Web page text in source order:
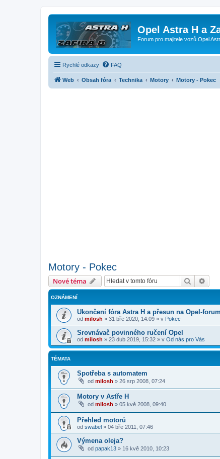
Opel Astra H a
Forum pro majitele vozů Opel
Rychlé odkazy FAQ
Web Obsah fóra Technika Motory Motory - Pokec
Motory - Pokec
Nové téma Hledat
OZNÁMENÍ
Ukončení fóra Astra H a přesun na Opel-
od milosh » 31 bře 2020, 14:09 » v Pokec
Srovnávač povinného ručení Opel
od milosh » 23 dub 2019, 15:32 » v Od nás pro Vás
TÉMATA
Spotřeba s automatem
od milosh » 26 srp 2008, 07:24
Motory v Astře H
od milosh » 05 kvě 2008, 09:40
Přehled motorů
od swabel » 04 bře 2011, 07:46
Výmena oleja?
od papak13 » 16 kvě 2010, 10:23